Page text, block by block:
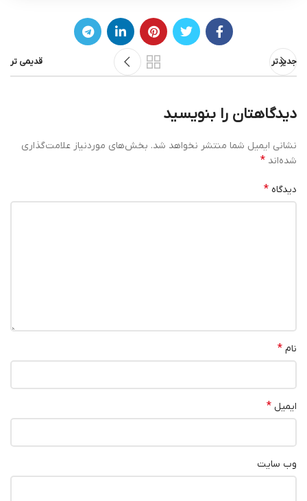
جدیدتر قدیمی تر
دیدگاهتان را بنویسید
نشانی ایمیل شما منتشر نخواهد شد. بخش‌های موردنیاز علامت‌گذاری
شده‌اند *
دیدگاه *
نام *
ایمیل *
وب‌ سایت